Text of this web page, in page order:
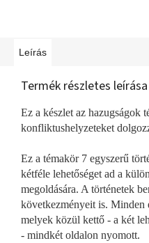
Leírás
Termék részletes leírása
Ez a készlet az hazugságok
konfliktushelyzeteket
Ez a témakör 7 egyszerű
kétféle lehetőséget ad a
megoldására. A történetek
következményeit is. Minden
melyek közül kettő - a két
- mindkét oldalon nyomott.